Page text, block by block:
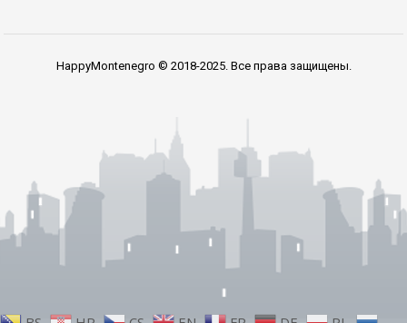
HappyMontenegro © 2018-2025. Все права защищены.